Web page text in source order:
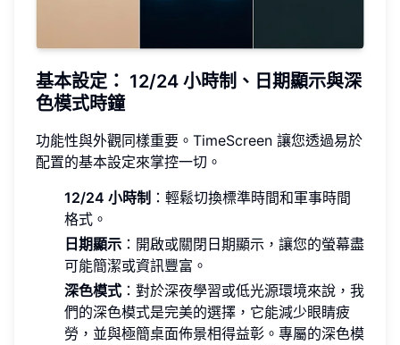
基本設定： 12/24 小時制 、日期顯示與深
色模式時鐘
功能性與外觀同樣重要。TimeScreen 讓您透過易於
配置的基本設定來掌控一切。
12/24 小時制 ：輕鬆切換標準時間和軍事時間
格式。
日期顯示 ：開啟或關閉日期顯示，讓您的螢幕盡
可能簡潔或資訊豐富。
深色模式 ：對於深夜學習或低光源環境來說，我
們的深色模式是完美的選擇，它能減少眼睛疲
勞，並與極簡桌面佈景相得益彰。專屬的深色模